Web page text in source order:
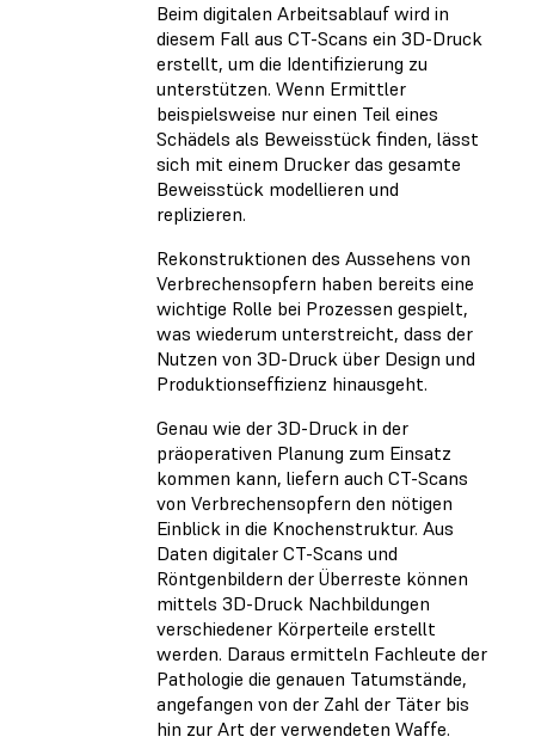
Beim digitalen Arbeitsablauf wird in
diesem Fall aus CT-Scans ein 3D-Druck
erstellt, um die Identifizierung zu
unterstützen. Wenn Ermittler
beispielsweise nur einen Teil eines
Schädels als Beweisstück finden, lässt
sich mit einem Drucker das gesamte
Beweisstück modellieren und
replizieren.
Rekonstruktionen des Aussehens von
Verbrechensopfern haben bereits eine
wichtige Rolle bei Prozessen gespielt,
was wiederum unterstreicht, dass der
Nutzen von 3D-Druck über Design und
Produktionseffizienz hinausgeht.
Genau wie der 3D-Druck in der
präoperativen Planung zum Einsatz
kommen kann, liefern auch CT-Scans
von Verbrechensopfern den nötigen
Einblick in die Knochenstruktur. Aus
Daten digitaler CT-Scans und
Röntgenbildern der Überreste können
mittels 3D-Druck Nachbildungen
verschiedener Körperteile erstellt
werden. Daraus ermitteln Fachleute der
Pathologie die genauen Tatumstände,
angefangen von der Zahl der Täter bis
hin zur Art der verwendeten Waffe.